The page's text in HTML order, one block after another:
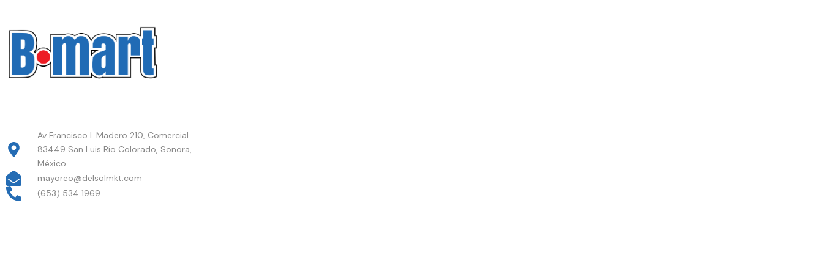
Av Francisco I. Madero 210, Comercial
83449 San Luis Río Colorado, Sonora,
México
mayoreo@delsolmkt.com
(653) 534 1969